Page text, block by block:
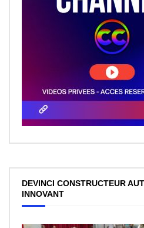
DEVINCI CONSTRUCTEUR
INNOVANT